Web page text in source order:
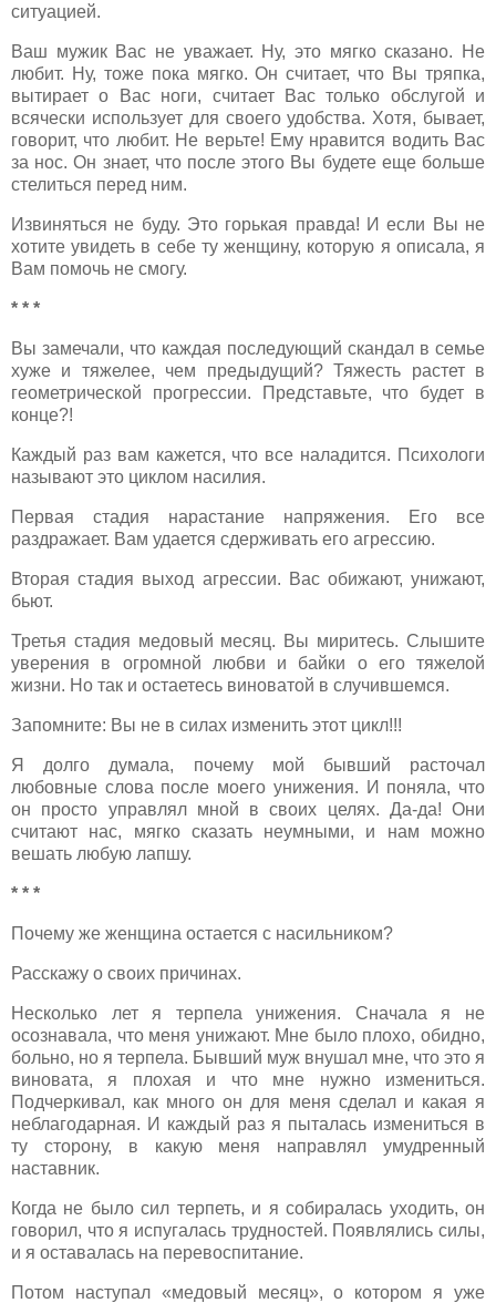
ситуацией.
Ваш мужик Вас не уважает. Ну, это мягко сказано. Не
любит. Ну, тоже пока мягко. Он считает, что Вы тряпка,
вытирает о Вас ноги, считает Вас только обслугой и
всячески использует для своего удобства. Хотя, бывает,
говорит, что любит. Не верьте! Ему нравится водить Вас
за нос. Он знает, что после этого Вы будете еще больше
стелиться перед ним.
Извиняться не буду. Это горькая правда! И если Вы не
хотите увидеть в себе ту женщину, которую я описала, я
Вам помочь не смогу.
* * *
Вы замечали, что каждая последующий скандал в семье
хуже и тяжелее, чем предыдущий? Тяжесть растет в
геометрической прогрессии. Представьте, что будет в
конце?!
Каждый раз вам кажется, что все наладится. Психологи
называют это циклом насилия.
Первая стадия нарастание напряжения. Его все
раздражает. Вам удается сдерживать его агрессию.
Вторая стадия выход агрессии. Вас обижают, унижают,
бьют.
Третья стадия медовый месяц. Вы миритесь. Слышите
уверения в огромной любви и байки о его тяжелой
жизни. Но так и остаетесь виноватой в случившемся.
Запомните: Вы не в силах изменить этот цикл!!!
Я долго думала, почему мой бывший расточал
любовные слова после моего унижения. И поняла, что
он просто управлял мной в своих целях. Да-да! Они
считают нас, мягко сказать неумными, и нам можно
вешать любую лапшу.
* * *
Почему же женщина остается с насильником?
Расскажу о своих причинах.
Несколько лет я терпела унижения. Сначала я не
осознавала, что меня унижают. Мне было плохо, обидно,
больно, но я терпела. Бывший муж внушал мне, что это я
виновата, я плохая и что мне нужно измениться.
Подчеркивал, как много он для меня сделал и какая я
неблагодарная. И каждый раз я пыталась измениться в
ту сторону, в какую меня направлял умудренный
наставник.
Когда не было сил терпеть, и я собиралась уходить, он
говорил, что я испугалась трудностей. Появлялись силы,
и я оставалась на перевоспитание.
Потом наступал «медовый месяц», о котором я уже